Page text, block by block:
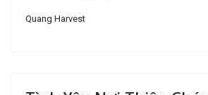
Quang Harvest